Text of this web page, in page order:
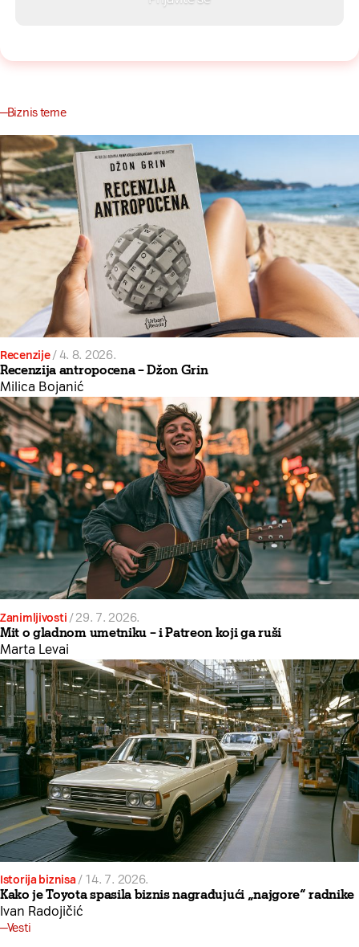
Biznis teme
Recenzije/4. 8. 2026.
Recenzija antropocena – Džon Grin
Milica Bojanić
Zanimljivosti /29. 7. 2026.
Mit o gladnom umetniku – i Patreon koji ga ruši
Marta Levai
Istorija biznisa / 14. 7. 2026.
Kako je Toyota spasila biznis nagrađujući „najgore“ radnike
Ivan Radojičić
Vesti